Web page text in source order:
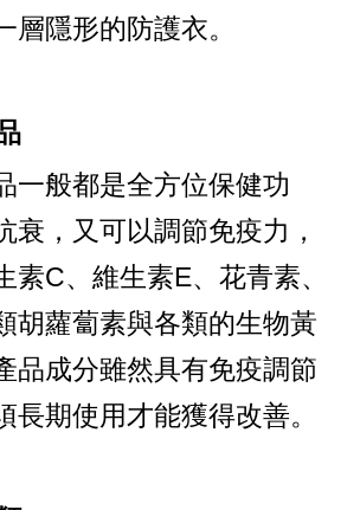
層隱形的防護衣。
一般都是全方位保健功
衰，又可以調節免疫力，
素C、維生素E、花青素、
胡蘿蔔素與各類的生物黃
品成分雖然具有免疫調節
長期使用才能獲得改善。